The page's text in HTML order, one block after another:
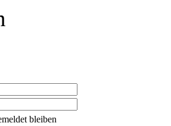
bleiben